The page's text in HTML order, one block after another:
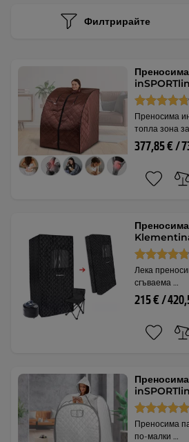
Филтрирайте
Преносима
топла зона
377,85 € /
Лека
сгъваема …
215 € /
Преносима
по-малки …